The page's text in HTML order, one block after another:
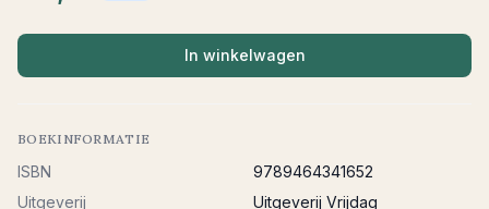
In winkelwagen
BOEKINFORMATIE
ISBN
9789464341652
Uitgeverij
Uitgeverij Vrijdag